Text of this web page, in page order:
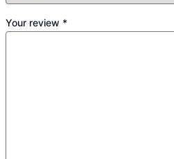
Your review *